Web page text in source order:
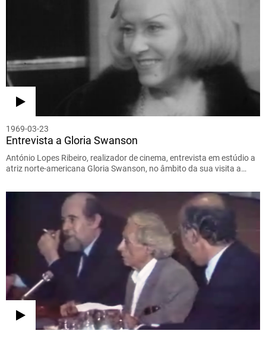
1969-03-23
Entrevista a Gloria Swanson
António Lopes Ribeiro, realizador de cinema, entrevista em estúdio a
atriz norte-americana Gloria Swanson, no âmbito da sua visita a…